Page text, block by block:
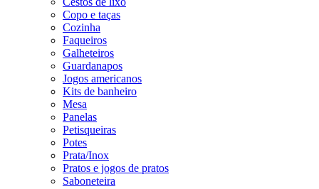
Copo e taças
Cozinha
Faqueiros
Galheteiros
Guardanapos
Jogos americanos
Kits de banheiro
Mesa
Panelas
Petisqueiras
Potes
Prata/Inox
Pratos e jogos de pratos
Saboneteira